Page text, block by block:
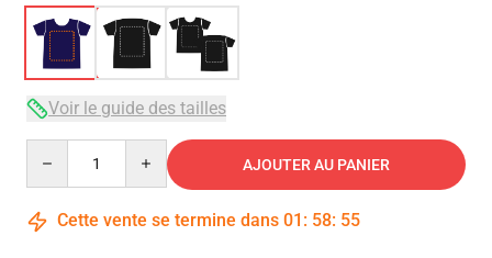
Voir le guide des tailles
AJOUTER AU PANIER
Cette vente se termine dans 01 : 58: 54